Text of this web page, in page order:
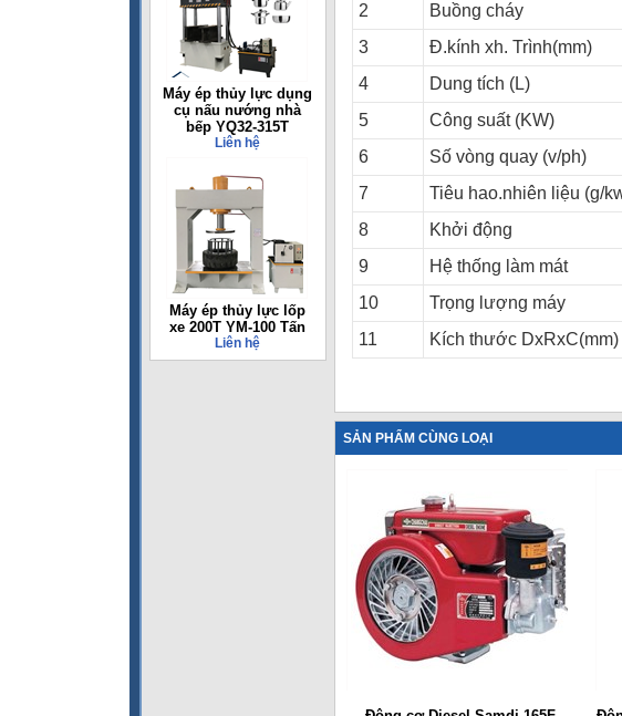
Máy ép thủy lực dụng
cụ nấu nướng nhà
bếp YQ32-315T
Liên hệ
Máy ép thủy lực lốp
xe 200T YM-100 Tấn
Liên hệ
2
Buồng cháy
3
Đ.kính xh. Trình(mm)
4
Dung tích (L)
5
Công suất (KW)
6
Số vòng quay (v/ph)
7
Tiêu hao.nhiên liệu (g/
8
Khởi động
9
Hệ thống làm mát
10
Trọng lượng máy
11
Kích thước DxRxC(mm)
SẢN PHẨM CÙNG LOẠI